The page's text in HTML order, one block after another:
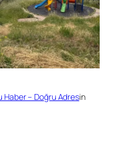
Haber – Doğru Adresin